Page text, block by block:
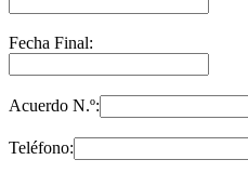
Fecha Final:
Acuerdo N.º:
Teléfono: